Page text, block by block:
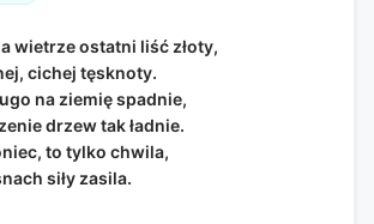
wietrze ostatni liść złoty,
cichej tęsknoty.
na ziemię spadnie,
drzew tak ładnie.
to tylko chwila,
siły zasila.